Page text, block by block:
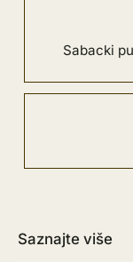
Sabacki
Saznajte više